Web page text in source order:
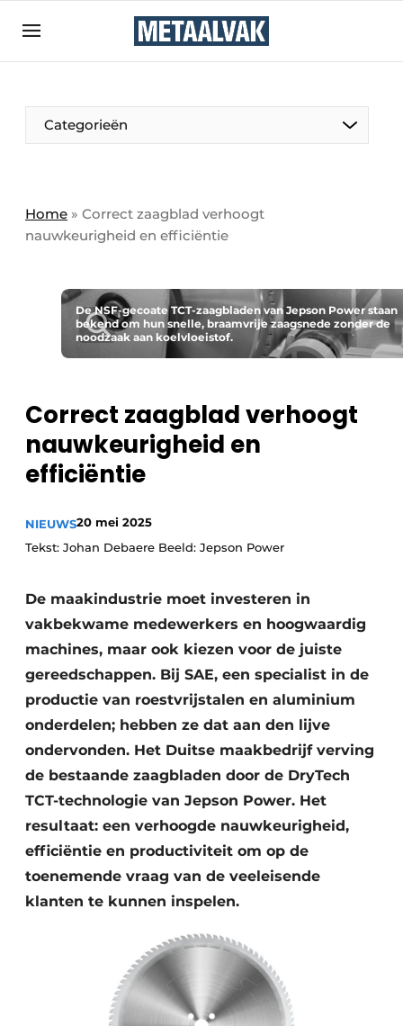
Bedrijven
Contact
Eigen content aanleveren
Evenement aanmelden
Meest gelezen
Nieuwsbrief
Podcasts
Vacature aanmelden
Vacatures
Video’s
Categorieën
Home » Correct zaagblad verhoogt
nauwkeurigheid en efficiëntie
De NSF-gecoate TCT-zaagbladen van Jepson Power staan
bekend om hun snelle, braamvrije zaagsnede zonder de
noodzaak aan koelvloeistof.
Correct zaagblad verhoogt
nauwkeurigheid en
efficiëntie
NIEUWS20 mei 2025
Tekst: Johan Debaere Beeld: Jepson Power
De maakindustrie moet investeren in
vakbekwame medewerkers en hoogwaardig
machines, maar ook kiezen voor de juiste
gereedschappen. Bij SAE, een specialist in de
productie van roestvrijstalen en aluminium
onderdelen; hebben ze dat aan den lijve
ondervonden. Het Duitse maakbedrijf verving
de bestaande zaagbladen door de DryTech
TCT-technologie van Jepson Power. Het
resultaat: een verhoogde nauwkeurigheid,
efficiëntie en productiviteit om op de
toenemende vraag van de veeleisende
klanten te kunnen inspelen.